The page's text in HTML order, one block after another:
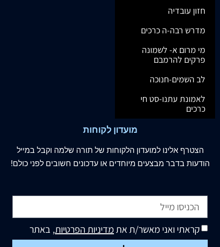
חזון עובדיה
מדרש רבה-ה כרכים
מי מרום א- לשמונה
פרקים להרמבם
לב השמים-חנוכה
לאמונת עתנו-סט חי
כרכים
מועדון לקוחות
הצטרף אלינו למועדון הלקוחות של תורה שלמה וקבל במייל
הודעות בדבר מבצעים מיוחדים או עדכונים חשובים לפני כולם!
קראתי ואני מאשר/ת אתמדיניות הפרטיות, באתר